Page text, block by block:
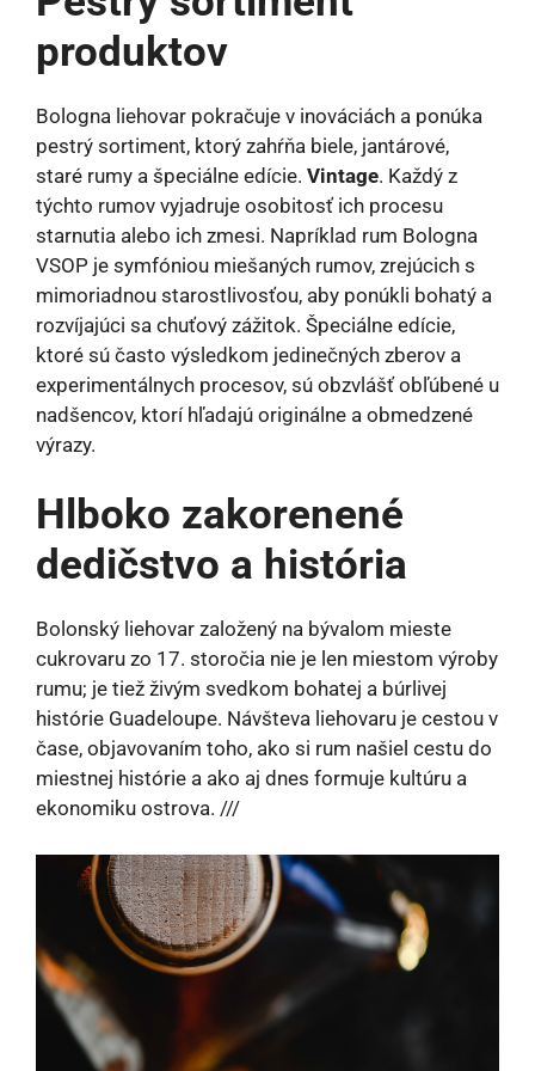
produktov
Bologna liehovar pokračuje v inováciách a ponúka
pestrý sortiment, ktorý zahŕňa biele, jantárové,
staré rumy a špeciálne edície. Vintage. Každý z
týchto rumov vyjadruje osobitosť ich procesu
starnutia alebo ich zmesi. Napríklad rum Bologna
VSOP je symfóniou miešaných rumov, zrejúcich s
mimoriadnou starostlivosťou, aby ponúkli bohatý a
rozvíjajúci sa chuťový zážitok. Špeciálne edície,
ktoré sú často výsledkom jedinečných zberov a
experimentálnych procesov, sú obzvlášť obľúbené u
nadšencov, ktorí hľadajú originálne a obmedzené
výrazy.
Hlboko zakorenené
dedičstvo a história
Bolonský liehovar založený na bývalom mieste
cukrovaru zo 17. storočia nie je len miestom výroby
rumu; je tiež živým svedkom bohatej a búrlivej
histórie Guadeloupe. Návšteva liehovaru je cestou v
čase, objavovaním toho, ako si rum našiel cestu do
miestnej histórie a ako aj dnes formuje kultúru a
ekonomiku ostrova. ///